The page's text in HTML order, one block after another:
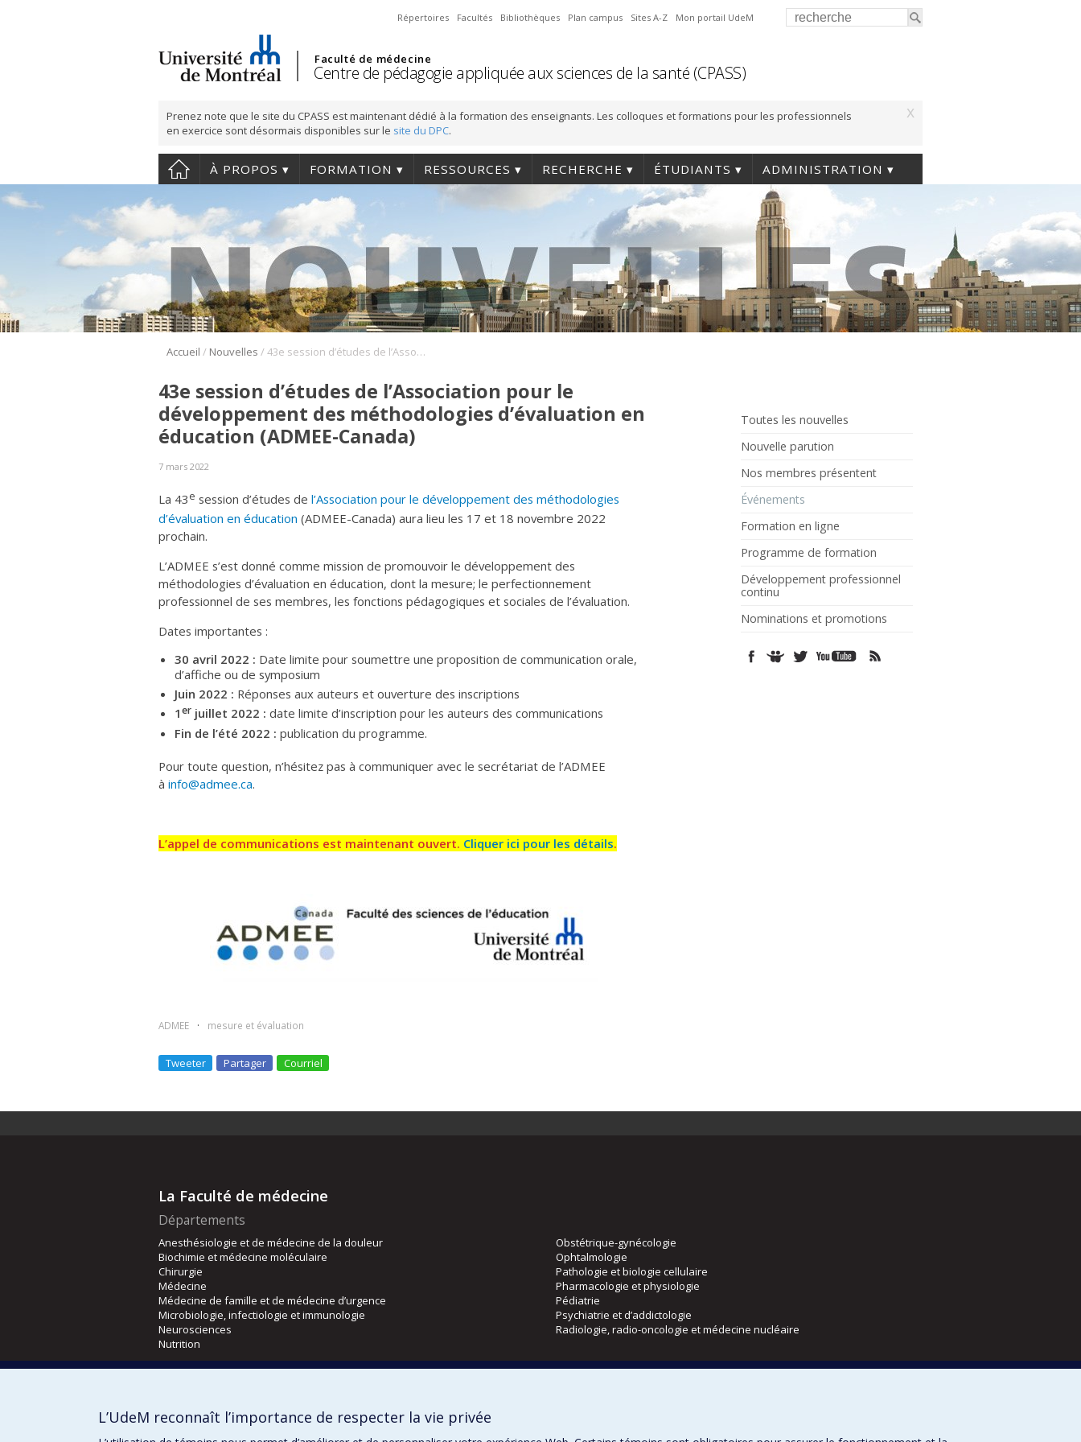
Répertoires Facultés Bibliothèques Plan campus Sites A-Z Mon portail UdeM
Faculté de médecine
Centre de pédagogie appliquée aux sciences de la santé (CPASS)
Prenez note que le site du CPASS est maintenant dédié à la formation des enseignants. Les colloques et formations pour les professionnels
en exercice sont désormais disponibles sur le site du DPC.
x
À PROPOS FORMATION RESSOURCES RECHERCHE ÉTUDIANTS ADMINISTRATION
Accueil / Nouvelles / 43e session d’études de l’Association pour le développement des méthodologies d’évaluation en éducation (ADMEE-Canada)
Toutes les nouvelles
Nouvelle parution
Nos membres présentent
Événements
Formation en ligne
Programme de formation
Développement professionnel
continu
Nominations et promotions
43e session d’études de l’Association pour le
développement des méthodologies d’évaluation en
éducation (ADMEE-Canada)
7 mars 2022
La 43e session d’études de l’Association pour le développement des méthodologies
d’évaluation en éducation (ADMEE-Canada) aura lieu les 17 et 18 novembre 2022
prochain.
L’ADMEE s’est donné comme mission de promouvoir le développement des
méthodologies d’évaluation en éducation, dont la mesure; le perfectionnement
professionnel de ses membres, les fonctions pédagogiques et sociales de l’évaluation.
Dates importantes :
30 avril 2022 : Date limite pour soumettre une proposition de communication orale,
d’affiche ou de symposium
Juin 2022 : Réponses aux auteurs et ouverture des inscriptions
1er juillet 2022 : date limite d’inscription pour les auteurs des communications
Fin de l’été 2022 : publication du programme.
Pour toute question, n’hésitez pas à communiquer avec le secrétariat de l’ADMEE
à info@admee.ca.
L’appel de communications est maintenant ouvert. Cliquer ici pour les détails.
ADMEE mesure et évaluation
Tweeter Partager Courriel
La Faculté de médecine
Départements
Anesthésiologie et de médecine de la douleur
Biochimie et médecine moléculaire
Chirurgie
Médecine
Médecine de famille et de médecine d’urgence
Microbiologie, infectiologie et immunologie
Neurosciences
Nutrition
Obstétrique-gynécologie
Ophtalmologie
Pathologie et biologie cellulaire
Pharmacologie et physiologie
Pédiatrie
Psychiatrie et d’addictologie
Radiologie, radio-oncologie et médecine nucléaire
Orthophonie et audiologie
L’UdeM reconnaît l’importance de respecter la vie privée